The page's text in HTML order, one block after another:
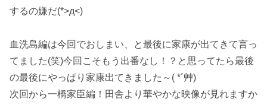
するの嫌だ(*>д<)
血洗島編は今回でおしまい、と最後に家康が出てきて言っ
てました(笑)今回こそもう出番なし！？と思ってたら最後
の最後にやっぱり家康出てきました～( *´艸)
次回から一橋家臣編！田舎より華やかな映像が見れますか